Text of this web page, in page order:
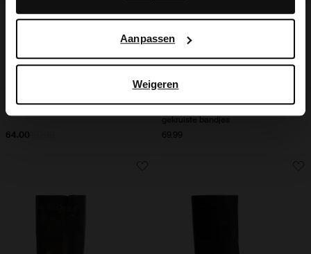
hoe Google uw persoonsgegevens gebruikt, vindt u op
Aanpassen
Weigeren
Cognac leren laarzen
64.00
Gouden leren sandalen met
gekruiste bandjes
69.99